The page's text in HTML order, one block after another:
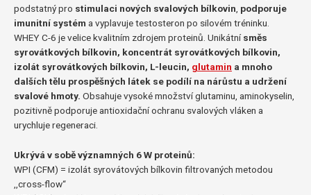
podstatný pro stimulaci nových svalových bílkovin podporuje
imunitní systém a vyplavuje testosteron po silovém tréninku.
WHEY C-6 je velice kvalitním zdrojem proteinů. Unikátnísměs
syrovátkových bílkovin, koncentrát syrovátkových bílkovin,
izolát syrovátkových bílkovin, L-leucin, glutamin a mnoho
dalších tělu prospěšných látek se podílí na nárůstu a udržení
svalové hmoty. Obsahuje vysoké množství glutaminu, aminokyselin,
pozitivně podporuje antioxidační ochranu svalových vláken a
urychluje regeneraci.
Ukrývá v sobě významných 6 W proteinů:
WPI (CFM) = izolát syrovátových bílkovin filtrovaných metodou
,,cross-flow“